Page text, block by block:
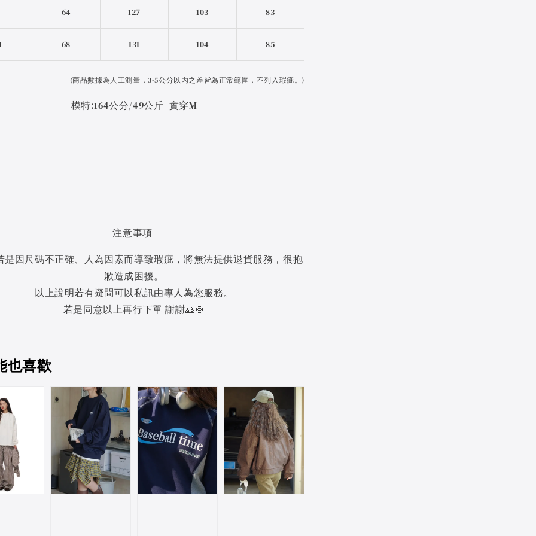
64 127 103 83
68 131 104 85
(商品數據為人工測量，3-5公分以內之差皆為正常範圍，不列入瑕疵。)
模特:164公分/49公斤 實穿M
注意事項
是因尺碼不正確、人為因素而導致瑕疵，將無法提供退貨服務，很抱
歉造成困擾。
以上說明若有疑問可以私訊由專人為您服務。
若是同意以上再行下單 謝謝🙏🏻
也喜歡